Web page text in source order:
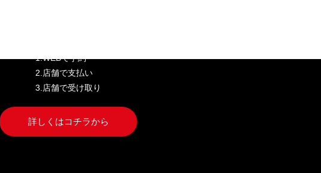
1.WEBで予約
2.店舗で支払い
3.店舗で受け取り
詳しくはコチラから